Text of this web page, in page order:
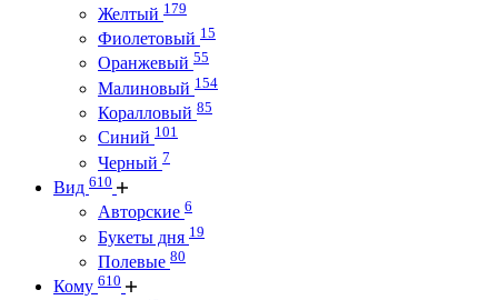
Желтый 179
Фиолетовый 15
Оранжевый 55
Малиновый 154
Коралловый 85
Синий 101
Черный 7
Вид 610
Авторские 6
Букеты дня 19
Полевые 80
Кому 610